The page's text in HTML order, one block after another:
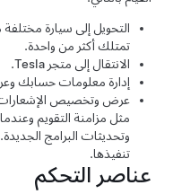
تمتلك أكثر من واحدة.
الانتقال إلى متجر Tesla.
إدارة معلومات حسابك
عرض وتخصيص الإشعارات
مثل مزامنة التقويم وعندما
وتحديثات البرامج الجديدة.
تنفيذها.
عناصر التحكم